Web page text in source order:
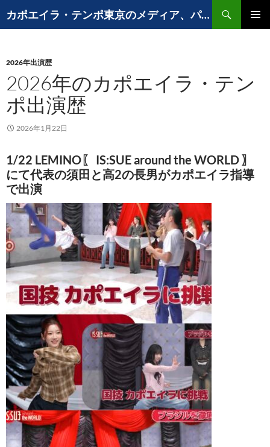
ン
ツ
へ
ス
キ
カポエイラ・テンポ東京のメディア、パフォーマンスなど出演歴
索
2026年出演歴
2026年のカポエイラ・テン
ポ出演歴
2026年1月22日
1/22 LEMINO〖 IS:SUE around the WORLD 〗
にて代表の須田と高2の長男がカポエイラ指導
で出演